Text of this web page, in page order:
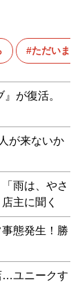
ただいま、
が復活。
が来ないか
雨は、やさ
主に聞く
態発生！勝
…ユニークす